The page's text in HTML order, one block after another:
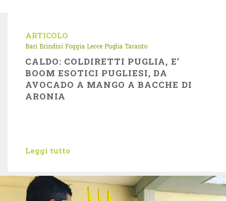
ARTICOLO
Bari Brindisi Foggia Lecce Puglia Taranto
CALDO: COLDIRETTI PUGLIA, E’
BOOM ESOTICI PUGLIESI, DA
AVOCADO A MANGO A BACCHE DI
ARONIA
Leggi tutto